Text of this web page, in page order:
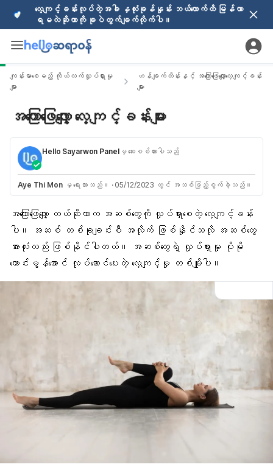
လေ့ကျင့်ခန်းလုပ်တဲ့အခါ နှလုံးခုန်နှုန်း ဘယ်လောက်ထိ မြန်လာ
ရမလဲဆိုတာကို ခုပဲတွက်ချက်လိုက်ပါ။
ကျန်းမာစေမည့် ကိုယ်လက်လှုပ်ရှားမှု
များ
ဟန်ချက်ထိန်းနှင့် အကြောဖြေလျှော့လေ့ကျင့်ခန်း
များ
အကြောဖြေလျှော့ လေ့ကျင့်ခန်းများ
Hello Sayarwon Panelမှ ဆေးစစ်ထားပါသည်
Aye Thi Monမှ ရေးသားသည်။ · 05/12/2023 တွင် အသစ်ဖြည့်စွက်ခဲ့သည်။
အကြောဖြေလျှော့ တယ်ဆိုတာက အဆစ်တွေကို လှုပ်ရှားစေတဲ့ လေ့ကျင့်ခန်း
ပါ။ အဆစ် တစ်ခုချင်းစီ အလိုက် ဖြစ်နိုင်သလို အဆစ်တွေ
အားလုံးလည်း ဖြစ်နိုင်ပါတယ်။ အဆစ်တွေရဲ့ လှုပ်ရှားမှု ပိုမို
ကောင်းမွန်အောင် လုပ်ဆောင်ပေးတဲ့ လေ့ကျင့်မှု တစ်မျိုးပါ။